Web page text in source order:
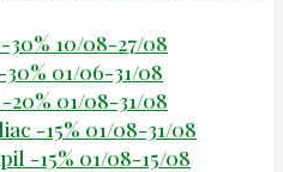
30% 10/08-27/08
01/06-31/08
20% 01/08-31/08
-15% 01/08-31/08
-15% 01/08-15/08